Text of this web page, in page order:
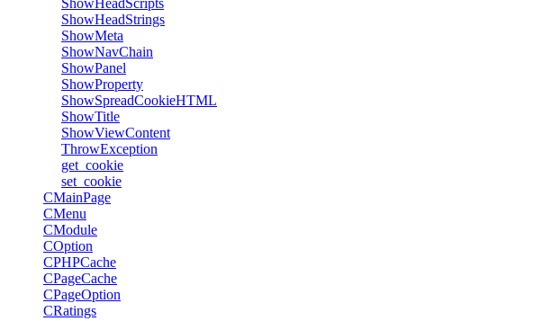
ShowHeadScripts
ShowHeadStrings
ShowMeta
ShowNavChain
ShowPanel
ShowProperty
ShowSpreadCookieHTML
ShowTitle
ShowViewContent
ThrowException
get_cookie
set_cookie
CMainPage
CMenu
CModule
COption
CPHPCache
CPageCache
CPageOption
CRatings